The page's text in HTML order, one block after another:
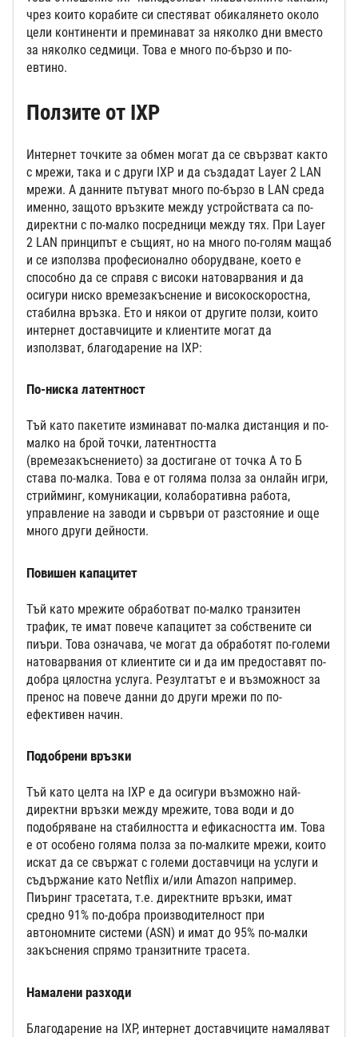
чрез които корабите си спестяват обикалянето около
цели континенти и преминават за няколко дни вместо
за няколко седмици. Това е много по-бързо и по-
евтино.
Ползите от IXP
Интернет точките за обмен могат да се свързват както
с мрежи, така и с други IXP и да създадат Layer 2 LAN
мрежи. А данните пътуват много по-бързо в LAN среда
именно, защото връзките между устройствата са по-
директни с по-малко посредници между тях. При Layer
2 LAN принципът е същият, но на много по-голям мащаб
и се използва професионално оборудване, което е
способно да се справя с високи натоварвания и да
осигури ниско времезакъснение и високоскоростна,
стабилна връзка. Ето и някои от другите ползи, които
интернет доставчиците и клиентите могат да
използват, благодарение на IXP:
По-ниска латентност
Тъй като пакетите изминават по-малка дистанция и по-
малко на брой точки, латентността
(времезакъснението) за достигане от точка А то Б
става по-малка. Това е от голяма полза за онлайн игри,
стрийминг, комуникации, колаборативна работа,
управление на заводи и сървъри от разстояние и още
много други дейности.
Повишен капацитет
Тъй като мрежите обработват по-малко транзитен
трафик, те имат повече капацитет за собствените си
пиъри. Това означава, че могат да обработят по-големи
натоварвания от клиентите си и да им предоставят по-
добра цялостна услуга. Резултатът е и възможност за
пренос на повече данни до други мрежи по по-
ефективен начин.
Подобрени връзки
Тъй като целта на IXP е да осигури възможно най-
директни връзки между мрежите, това води и до
подобряване на стабилността и ефикасността им. Това
е от особено голяма полза за по-малките мрежи, които
искат да се свържат с големи доставчици на услуги и
съдържание като Netflix и/или Amazon например.
Пиъринг трасетата, т.е. директните връзки, имат
средно 91% по-добра производителност при
автономните системи (ASN) и имат до 95% по-малки
закъснения спрямо транзитните трасета.
Намалени разходи
Благодарение на IXP, интернет доставчиците намаляват